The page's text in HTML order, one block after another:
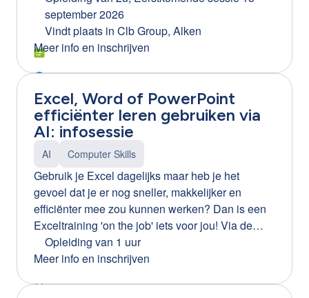
gevoelige bedrijfsinformatie die gedeeld wordt
foutieve of misleidende AI-resultaten onbewust
gebruik van AI-tools binnen de organisatie
Waarom AI literacy belangrijk is voor jouw
organisatie Bedrijven die AI bewust inzetten,
halen er echte meerwaarde uit.Maar dat lukt
alleen wanneer medewerkers begrijpen: wat AI
wel en niet kan hoe ze AI veilig gebruiken hoe ze
kritisch omgaan met AI-resultaten hoe ze data en
privacy beschermen Met de juiste basiskennis
wordt AI geen hype of risico, maar een krachtige
ondersteuning in het dagelijkse werk. Praktische
opleiding van 2 uur Tijdens deze interactieve
opleiding leren medewerkers hoe ze AI-tools
veilig, ethisch en efficiënt kunnen gebruiken. We
september 2026
Vindt plaats in Clb Group, Alken
Meer info en inschrijven
Excel, Word of PowerPoint
efficiënter leren gebruiken via
AI: infosessie
AI Computer Skills
Gebruik je Excel dagelijks maar heb je het
gevoel dat je er nog sneller, makkelijker en
efficiënter mee zou kunnen werken? Dan is een
Exceltraining 'on the job' iets voor jou! Via de
plugin Ortiz leer je enkel dat wat jij nodig hebt
voor jouw job, zonder hiervoor een dag opleiding
Opleiding van 1 uur
Meer info en inschrijven